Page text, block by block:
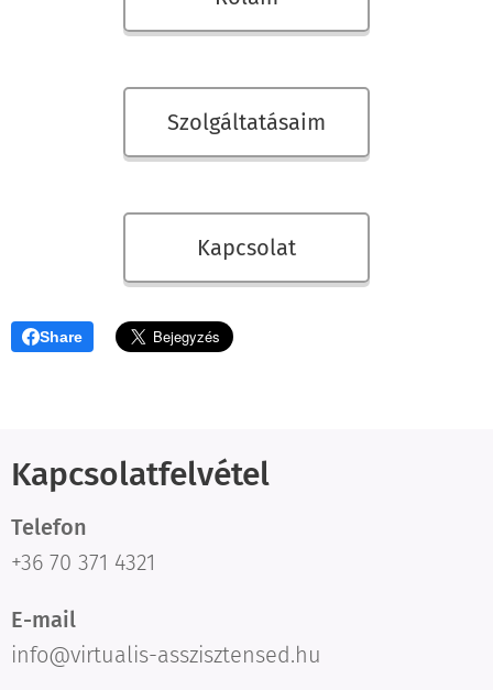
Szolgáltatásaim
Kapcsolat
Share
Kapcsolatfelvétel
Telefon
+36 70 371 4321
E-mail
info@virtualis-asszisztensed.hu